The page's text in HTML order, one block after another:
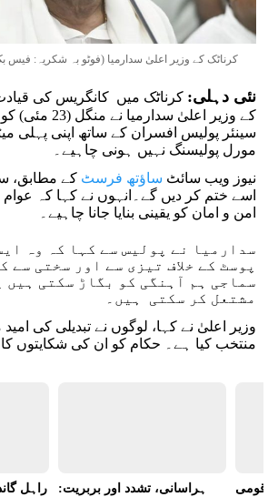
کرناٹک کے وزیر اعلیٰ سدارمیا (فوٹو بہ شکریہ: فیس
نئی دہلی: کرناٹک میں کانگریس کی
کے وزیر اعلیٰ
سینئر پولیس افسران کے ساتھ اپنی پہلی
مورل پولیسنگ نہیں ہونی چاہیے۔
نیوز ویب سائٹ ساؤتھ فرسٹ کے مطابق،
اسے ختم کر دیں گے۔انہوں نے کہا کہ
امن و امان کو یقینی بنایا جانا چاہیے۔
سدارمیا نے پولیس سے کہا کہ وہ
پوسٹ کے خلاف تیزی سے اور سختی سے
سماجی ہم آہنگی کو بگاڑ سکتی ہیں
مشتعل کر سکتی ہیں۔
وزیر اعلیٰ نے کہا، لوگوں نے تبدیلی کی
منتخب کیا ہے۔ حکام کو ان کی شکایتوں کا
راہل
ہراسانی، تشدد اور بربریت:
قومی